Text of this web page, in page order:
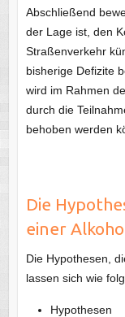
Abschließend
der Lage ist, den
Straßenverkehr
bisherige Defizite
wird im Rahmen
durch die
behoben werden
Die
einer
Die Hypothesen,
lassen sich wie
Hypothesen